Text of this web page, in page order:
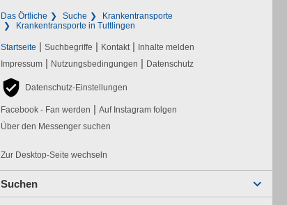
Das Örtliche Suche
Krankentransporte
Krankentransporte in Tuttlingen
Startseite | Suchbegriffe | Kontakt | Inhalte melden
Impressum | Nutzungsbedingungen | Datenschutz
Datenschutz-Einstellungen
Facebook - Fan werden | Auf Instagram folgen
Über den Messenger suchen
Zur Desktop-Seite wechseln
Suchen